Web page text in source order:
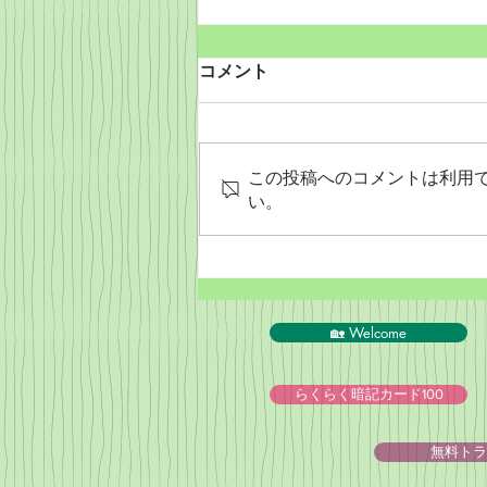
コメント
この投稿へのコメントは利用
い。
🏡 Welcome
らくらく暗記カード100
無料ト